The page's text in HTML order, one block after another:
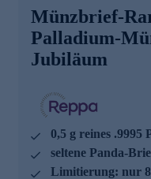
Weltmarkt
ausschließlich im
Auflage ist eine
der die Acht die
einzeln nummeriert
Die Details der
1. Numisbrief mit
Palladiummünze
2005
seltene Panda-
Münzbrief-
Palladium-
Jubiläum
0,5 g reines .9995
seltene Panda-
Limitierung: nur